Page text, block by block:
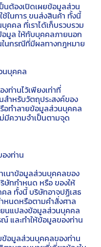
ป็นต้องเปิดเผยข้อมูลส่วน
ในการ ขนส่งสินค้า ทั้งนี้
คคล ที่เราได้เก็บรวบรวม
อมูล ให้กับบุคคลภายนอก
ในกรณีที่มีผลทางกฎหมาย
นบุคคล
ท่านไว้เพียงเท่าที่
สำหรับวัตถุประสงค์ของ
อทำลายข้อมูลส่วนบุคคล
มีความจำเป็นตามจุด
งท่าน
เนาข้อมูลส่วนบุคคลของ
ษัทกำหนด หรือ ของให้
ล ทั้งนี้ บริษัทอาจปฏิเสธ
หนดหรือตามคำสั่งศาล
ยนแปลงข้อมูลส่วนบุคคล
และทำให้ข้อมูลของท่าน
ข้อมูลส่วนบุคคลของท่าน